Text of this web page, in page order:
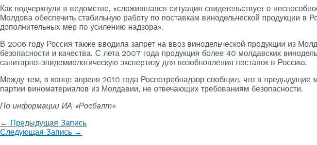
Как подчеркнули в ведомстве, «сложившаяся ситуация свидетельствует о
Молдова обеспечить стабильную работу по поставкам винодельческой продукции в
дополнительных мер по усилению надзора».
В 2006 году Россия также вводила запрет на ввоз винодельческой продукции из
безопасности и качества. С лета 2007 года продукция более 40 молдавских
санитарно-эпидемиологическую экспертизу для возобновления поставок в Россию.
Между тем, в конце апреля 2010 года Роспотребнадзор сообщил, что в
партии виноматериалов из Молдавии, не отвечающих требованиям безопасности.
По информации ИА «Росбалт»
← Предыдущая Запись
Следующая Запись →